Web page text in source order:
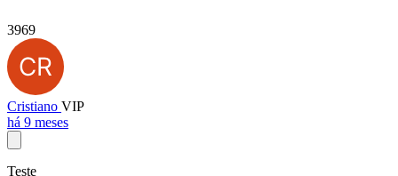
3969
Cristiano VIP
há 9 meses
Teste